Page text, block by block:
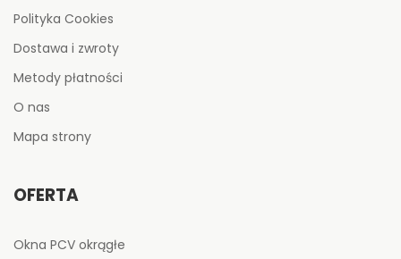
Polityka Cookies
Dostawa i zwroty
Metody płatności
O nas
Mapa strony
OFERTA
Okna PCV okrągłe